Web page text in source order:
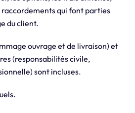
qui font parties
du client.
ouvrage et de livraison) et
(responsabilités civile,
sont incluses.